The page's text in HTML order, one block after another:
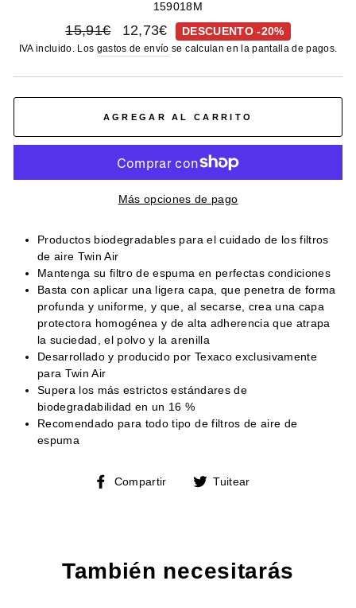
159018M
Precio
habitual
15,91€
Precio
de
12,73€ DESCUENTO -20%
IVA incluido. Los gastos de envío se calculan en la pantalla de pagos.
AGREGAR AL CARRITO
Más opciones de pago
Productos biodegradables para el cuidado de los filtros
de aire Twin Air
Mantenga su filtro de espuma en perfectas condiciones
Basta con aplicar una ligera capa, que penetra de forma
profunda y uniforme, y que, al secarse, crea una capa
protectora homogénea y de alta adherencia que atrapa
la suciedad, el polvo y la arenilla
Desarrollado y producido por Texaco exclusivamente
para Twin Air
Supera los más estrictos estándares de
biodegradabilidad en un 16 %
Recomendado para todo tipo de filtros de aire de
espuma
Compartir
CompartirTuitear
También necesitarás